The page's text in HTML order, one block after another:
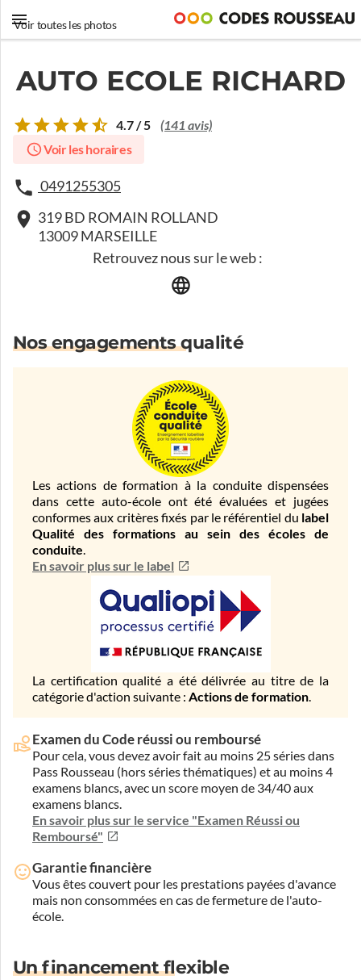
Voir toutes les photos
AUTO ECOLE RICHARD
4.7 / 5 (141 avis)
Voir les horaires
0491255305
319 BD ROMAIN ROLLAND
13009 MARSEILLE
Retrouvez nous sur le web :
Nos engagements qualité
Les actions de formation à la conduite dispensées
dans cette auto-école ont été évaluées et jugées
conformes aux critères fixés par le référentiel du label
Qualité des formations au sein des écoles de
conduite.
En savoir plus sur le label
La certification qualité a été délivrée au titre de la
catégorie d'action suivante : Actions de formation.
Examen du Code réussi ou remboursé
Pour cela, vous devez avoir fait au moins 25 séries dans
Pass Rousseau (hors séries thématiques) et au moins 4
examens blancs, avec un score moyen de 34/40 aux
examens blancs.
En savoir plus sur le service "Examen Réussi ou
Remboursé"
Garantie financière
Vous êtes couvert pour les prestations payées d'avance
mais non consommées en cas de fermeture de l'auto-
école.
Un financement flexible